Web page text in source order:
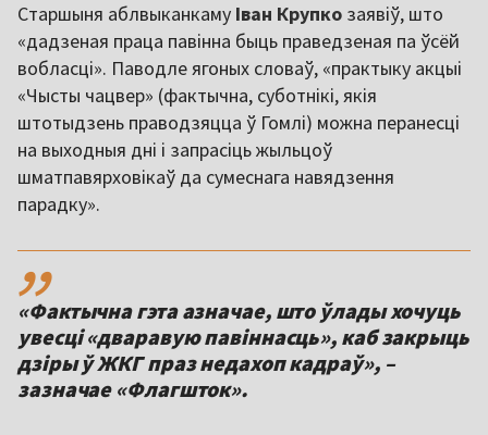
Старшыня аблвыканкаму Іван Крупко заявіў, што
«дадзеная праца павінна быць праведзеная па ўсёй
вобласці». Паводле ягоных словаў, «практыку акцыі
«Чысты чацвер» (фактычна, суботнікі, якія
штотыдзень праводзяцца ў Гомлі) можна перанесці
на выходныя дні і запрасіць жыльцоў
шматпавярховікаў да сумеснага навядзення
парадку».
,,
«Фактычна гэта азначае, што ўлады хочуць
увесці «дваравую павіннасць», каб закрыць
дзіры ў ЖКГ праз недахоп кадраў», –
зазначае «Флагшток».